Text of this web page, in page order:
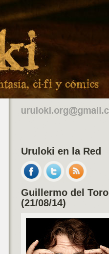
Uruloki en la Red
Guillermo del Toro
(21/08/14)